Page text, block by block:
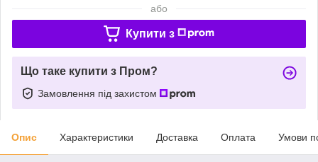
або
Купити з
Що таке купити з Пром?
Замовлення під захистом
Опис Характеристики Доставка Оплата Умови